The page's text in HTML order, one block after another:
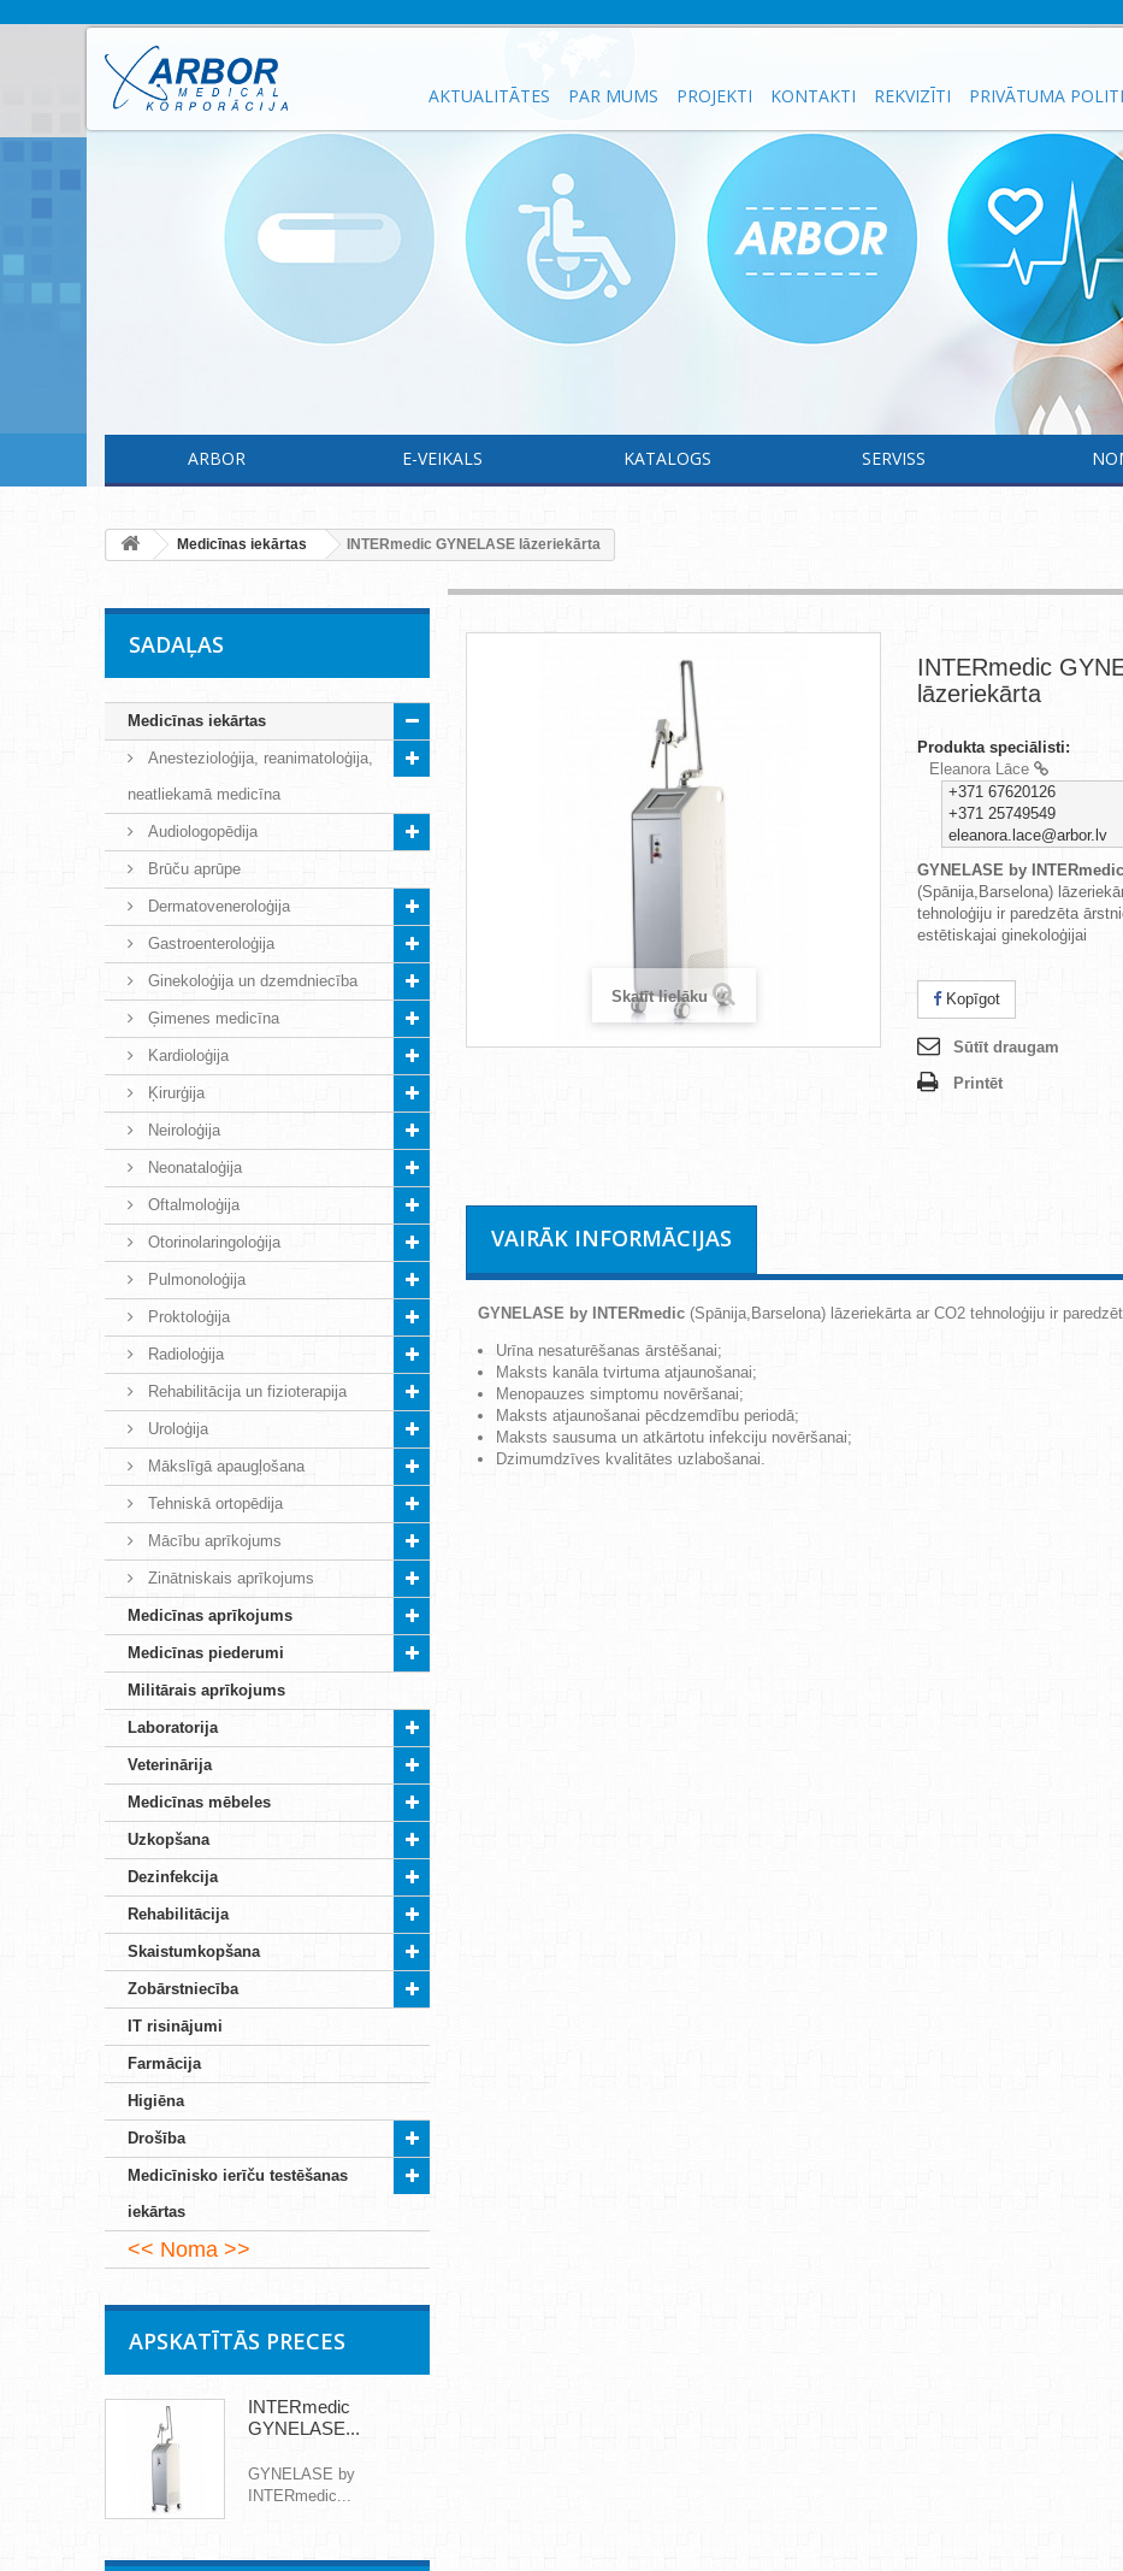
AKTUALITĀTES PAR MUMS PROJEKTI KONTAKTI REKVIZĪTI PRIVĀTUMA
ARBOR E-VEIKALS KATALOGS SERVISS
Medicīnas iekārtas INTERmedic GYNELASE lāzeriekārta
SADAĻAS
Medicīnas iekārtas
Anestezioloģija, reanimatoloģija,
neatliekamā medicīna
Audiologopēdija
Brūču aprūpe
Dermatoveneroloģija
Gastroenteroloģija
Ginekoloģija un dzemdniecība
Ģimenes medicīna
Kardioloģija
Ķirurģija
Neiroloģija
Neonataloģija
Oftalmoloģija
Otorinolaringoloģija
Pulmonoloģija
Proktoloģija
Radioloģija
Rehabilitācija un fizioterapija
Uroloģija
Mākslīgā apaugļošana
Tehniskā ortopēdija
Mācību aprīkojums
Zinātniskais aprīkojums
Medicīnas aprīkojums
Medicīnas piederumi
Militārais aprīkojums
Laboratorija
Veterinārija
Medicīnas mēbeles
Uzkopšana
Dezinfekcija
Rehabilitācija
Skaistumkopšana
Zobārstniecība
IT risinājumi
Farmācija
Higiēna
Drošība
Medicīnisko ierīču testēšanas
iekārtas
Noma
APSKATĪTĀS PRECES
INTERmedic
GYNELASE...
GYNELASE by
INTERmedic...
Skatīt lielāku
INTERmedic
lāzeriekārta
Produkta speciālisti:
Eleanora Lāce
+371 67620126
+371 25749549
eleanora.lace@arbor.lv
GYNELASE by INTERmedic
(Spānija,Barselona)
tehnoloģiju ir paredzēta
estētiskajai ginekoloģijai
Kopīgot
Sūtīt draugam
Printēt
VAIRĀK INFORMĀCIJAS
GYNELASE by INTERmedic (Spānija,Barselona) lāzeriekārta ar CO2 tehnoloģiju ir
Urīna nesaturēšanas ārstēšanai;
Maksts kanāla tvirtuma atjaunošanai;
Menopauzes simptomu novēršanai;
Maksts atjaunošanai pēcdzemdību periodā;
Maksts sausuma un atkārtotu infekciju novēršanai;
Dzimumdzīves kvalitātes uzlabošanai.